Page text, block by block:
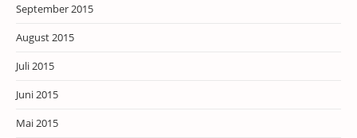
September 2015
August 2015
Juli 2015
Juni 2015
Mai 2015